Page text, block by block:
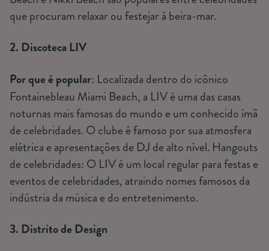
que procuram relaxar ou festejar à beira-mar.
2. Discoteca LIV
Por que é popular: Localizada dentro do icônico
Fontainebleau Miami Beach, a LIV é uma das casas
noturnas mais famosas do mundo e um conhecido ímã
de celebridades. O clube é famoso por sua atmosfera
elétrica e apresentações de DJ de alto nível. Hangouts
de celebridades: O LIV é um local regular para festas e
eventos de celebridades, atraindo nomes famosos da
indústria da música e do entretenimento.
3. Distrito de Design